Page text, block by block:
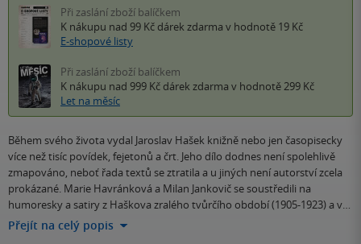
Při zaslání zboží balíčkem
K nákupu nad 99 Kč dárek zdarma v hodnotě 19 Kč
E-shopové listy
Při zaslání zboží balíčkem
K nákupu nad 999 Kč dárek zdarma v hodnotě 299 Kč
Let na měsíc
Během svého života vydal Jaroslav Hašek knižně nebo jen časopisecky
více než tisíc povídek, fejetonů a črt. Jeho dílo dodnes není spolehlivě
zmapováno, neboť řada textů se ztratila a u jiných není autorství zcela
prokázané. Marie Havránková a Milan Jankovič se soustředili na
humoresky a satiry z Haškova zralého tvůrčího období (1905-1923) a v…
Přejít na celý popis